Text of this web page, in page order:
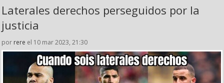
Laterales derechos perseguidos por la
justicia
por rere el 10 mar 2023, 21:30